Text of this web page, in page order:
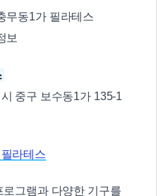
무동1가 필라테스
보
중구 보수동1가 135-1
라테스
로그램과 다양한 기구를